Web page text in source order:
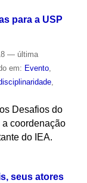
para a USP
— última
em: Evento,
,
Desafios do
coordenação
do IEA.
seus atores